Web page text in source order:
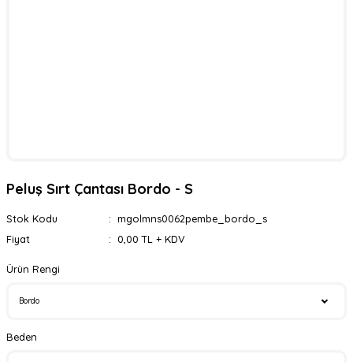
Peluş Sırt Çantası Bordo - S
Stok Kodu
mgolmns0062pembe_bordo_s
Fiyat
0,00 TL + KDV
Ürün Rengi
Beden